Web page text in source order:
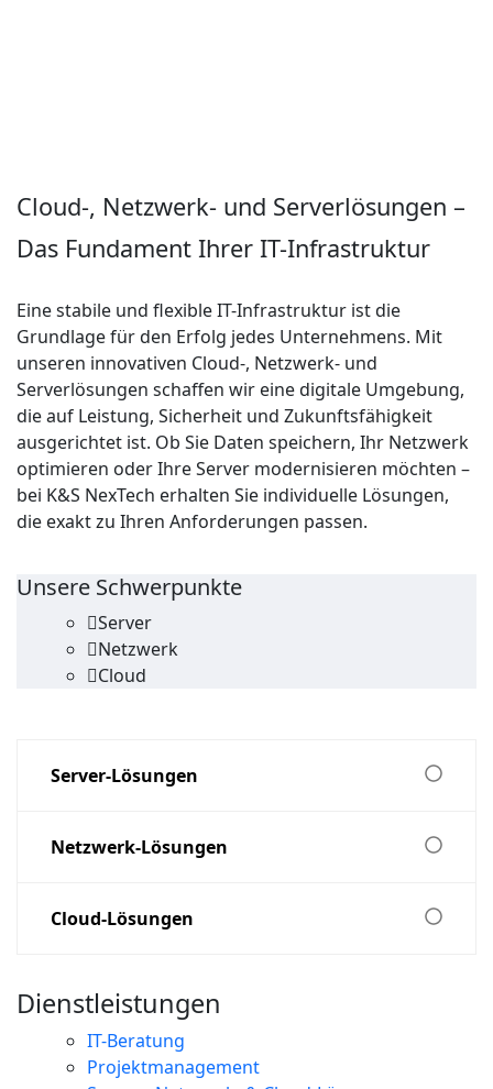
Dienstleistungen
IT-Beratung
Projektmanagement
Cloud-, Netzwerk- und Serverlösungen –
Das Fundament Ihrer IT-Infrastruktur
Eine stabile und flexible IT-Infrastruktur ist die
Grundlage für den Erfolg jedes Unternehmens. Mit
unseren innovativen Cloud-, Netzwerk- und
Serverlösungen schaffen wir eine digitale Umgebung,
die auf Leistung, Sicherheit und Zukunftsfähigkeit
ausgerichtet ist. Ob Sie Daten speichern, Ihr Netzwerk
optimieren oder Ihre Server modernisieren möchten –
bei K&S NexTech erhalten Sie individuelle Lösungen,
die exakt zu Ihren Anforderungen passen.
Unsere Schwerpunkte
Server
Netzwerk
Cloud
Server-Lösungen
Netzwerk-Lösungen
Cloud-Lösungen